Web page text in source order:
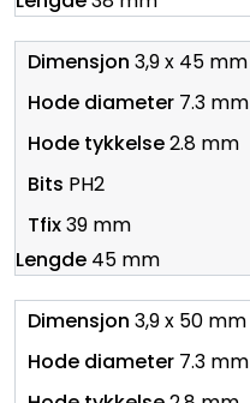
3,9 x 45 mm
7.3 mm
2.8 mm
PH2
39 mm
45 mm
3,9 x 50 mm
7.3 mm